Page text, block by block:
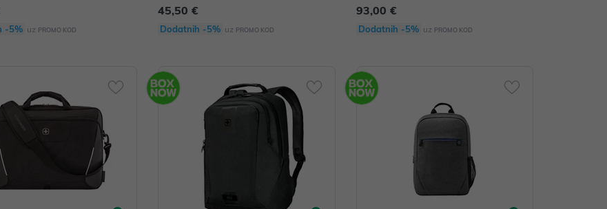
-5% uz PROMO KOD
45,50 €
Dodatnih -5% uz PROMO KOD
93,00 €
Dodatnih -5% uz PROMO KOD